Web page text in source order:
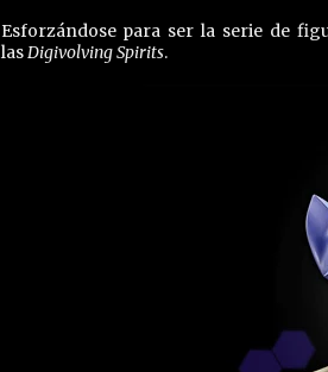
Esforzándose para ser la serie de
lasDigivolving Spirits.